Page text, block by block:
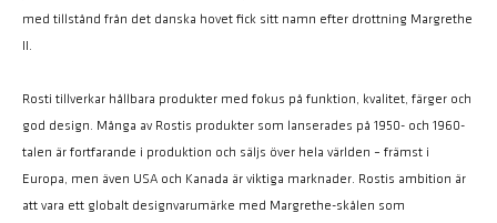
med tillstånd från det danska hovet fick sitt namn efter drottning Margrethe
Rosti tillverkar hållbara produkter med fokus på funktion, kvalitet, färger och
god design. Många av Rostis produkter som lanserades på 1950- och 1960-
talen är fortfarande i produktion och säljs över hela världen – främst i
Europa, men även USA och Kanada är viktiga marknader. Rostis ambition är
att vara ett globalt designvarumärke med Margrethe-skålen som